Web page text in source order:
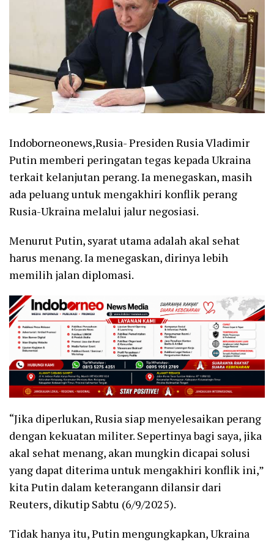
Indoborneonews,Rusia- Presiden Rusia Vladimir
Putin memberi peringatan tegas kepada Ukraina
terkait kelanjutan perang. Ia menegaskan, masih
ada peluang untuk mengakhiri konflik perang
Rusia-Ukraina melalui jalur negosiasi.
Menurut Putin, syarat utama adalah akal sehat
harus menang. Ia menegaskan, dirinya lebih
memilih jalan diplomasi.
“Jika diperlukan, Rusia siap menyelesaikan perang
dengan kekuatan militer. Sepertinya bagi saya, jika
akal sehat menang, akan mungkin dicapai solusi
yang dapat diterima untuk mengakhiri konflik ini,”
kita Putin dalam keterangann dilansir dari
Reuters, dikutip Sabtu (6/9/2025).
Tidak hanya itu, Putin mengungkapkan, Ukraina